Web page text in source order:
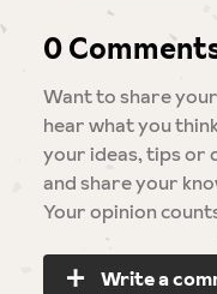
0
Want to share
hear what you
your ideas, tips or
and share your
Your opinion
Write a